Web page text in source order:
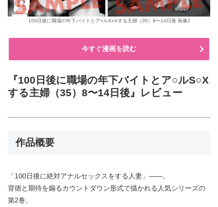
100日後に職場の年下バイトとア○ルS○Xする主婦（35）8〜14日後 画像2
今すぐ漫画を読む
『100日後に職場の年下バイトとア○ルS○X
する主婦（35）8〜14日後』レビュー
作品概要
「100日後に絶対アナルセックスをする人妻」――。
背徳と期待を煽るカウントダウン形式で描かれる人気シリーズの
第2巻。